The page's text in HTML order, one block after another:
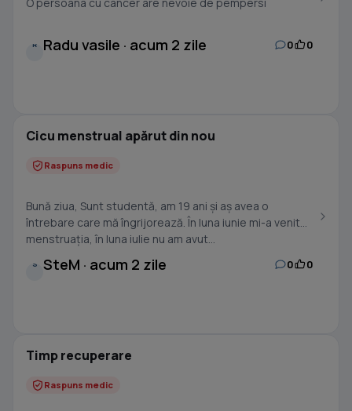
R Radu vasile · acum 2 zile 0 0
Cicu menstrual apărut din nou
Raspuns medic
Bună ziua, Sunt studentă, am 19 ani și aș avea o
întrebare care mă îngrijorează. În luna iunie mi-a venit
menstruația, în luna iulie nu am avut...
S SteM · acum 2 zile 0 0
Timp recuperare
Raspuns medic